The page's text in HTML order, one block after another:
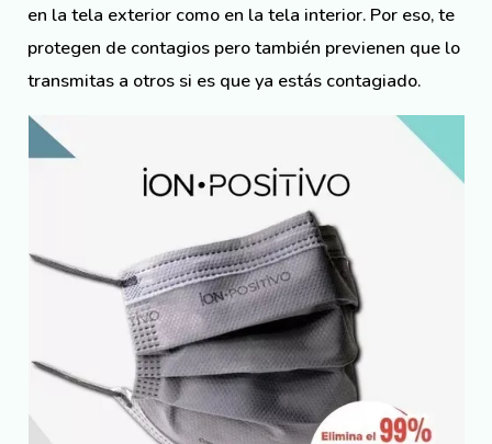
en la tela exterior como en la tela interior. Por eso, te
protegen de contagios pero también previenen que lo
transmitas a otros si es que ya estás contagiado.